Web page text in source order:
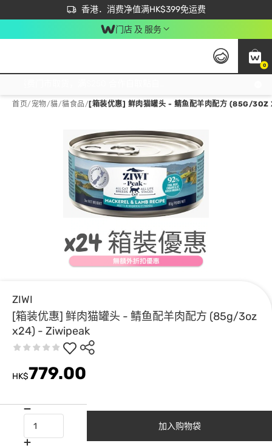
香港．消费净值满HK$399免运费
立即成为易赏钱会员尽享独家优惠
首次APP下单买满$450 输入 NEWAPP 即减$50
门店 及 服务
0
首页/ 宠物/貓/貓食品/ [箱装优惠] 鲜肉猫罐头 - 鲭鱼配羊肉配方 (85G/
ZIWI
[箱装优惠] 鲜肉猫罐头 - 鲭鱼配羊肉配方 (85g/3oz
x24) - Ziwipeak
HK$779.00
加入购物袋